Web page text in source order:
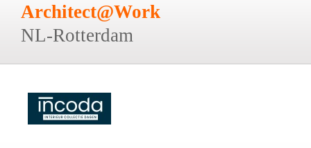
Architect@Work
NL-Rotterdam